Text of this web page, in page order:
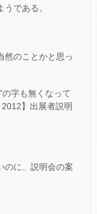
である。
然のことかと思っ
字も無くなって
】出展者説明
のに、説明会の案